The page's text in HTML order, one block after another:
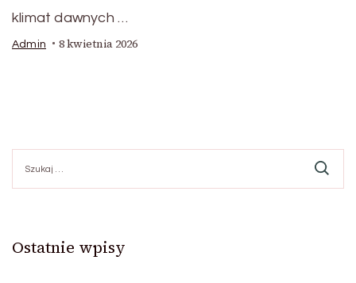
klimat dawnych …
Admin 8 kwietnia 2026
Ostatnie wpisy